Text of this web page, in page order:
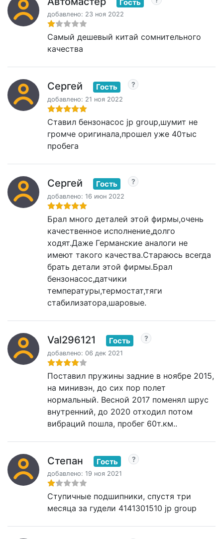
Гость
добавлено: 23 ноя 2022
Самый дешевый китай сомнительного
качества
Сергей Гость
добавлено: 21 ноя 2022
Ставил бензонасос jp group,шумит не
громче оригинала,прошел уже 40тыс
пробега
Сергей Гость
добавлено: 16 июн 2022
Брал много деталей этой фирмы,очень
качественное исполнение,долго
ходят.Даже Германские аналоги не
имеют такого качества.Стараюсь всегда
брать детали этой фирмы.Брал
бензонасос,датчики
температуры,термостат,тяги
стабилизатора,шаровые.
Val296121 Гость
добавлено: 06 дек 2021
Поставил пружины задние в ноябре 2015,
на минивэн, до сих пор полет
нормальный. Весной 2017 поменял шрус
внутренний, до 2020 отходил потом
вибраций пошла, пробег 60т.км..
Степан Гость
добавлено: 19 ноя 2021
Ступичные подшипники, спустя три
месяца за гудели 4141301510 jp group